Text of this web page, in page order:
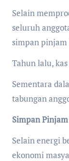
Selain
seluruh
simpan
Tahun lalu,
Sementara
tabungan
Simpan
Selain energi
ekonomi